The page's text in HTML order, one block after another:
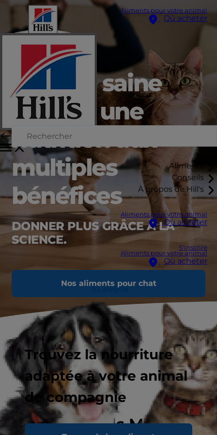
Aliments pour votre animal
Où acheter
Aliments
Conseils
À propos de Hill's
Aliments pour votre animal
Où acheter
S'inscrire
Aliments pour votre animal
Où acheter
Langue
Trouvez la nourriture
adaptée à votre animal
de compagnie
Une vie saine
grâce à une
nutrition aux
multiples
bénéfices
DONNER PLUS GRÂCE À LA
SCIENCE.
Nos aliments pour chat
Alimentation
Vet Essentials Multi-